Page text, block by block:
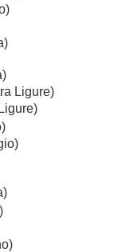
Ligure)